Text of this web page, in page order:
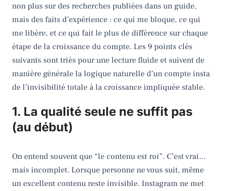
non plus sur des recherches publiées dans un guide,
mais des faits d’expérience : ce qui me bloque, ce qui
me libère, et ce qui fait le plus de différence sur chaque
étape de la croissance du compte. Les 9 points clés
suivants sont triés pour une lecture fluide et suivent de
manière générale la logique naturelle d’un compte insta
de l’invisibilité totale à la croissance impliquée stable.
1. La qualité seule ne suffit pas
(au début)
On entend souvent que “le contenu est roi”. C’est vrai…
mais incomplet. Lorsque personne ne vous suit, même
un excellent contenu reste invisible. Instagram ne met